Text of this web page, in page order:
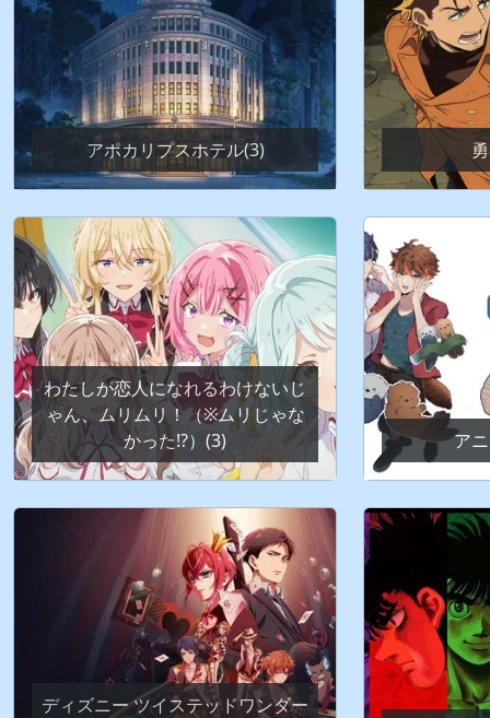
アポカリプスホテル(3)
わたしが恋人になれるわけないじ
ゃん、ムリムリ！（※ムリじゃな
かった!?）(3)
ア
ディズニー ツイステッドワンダー